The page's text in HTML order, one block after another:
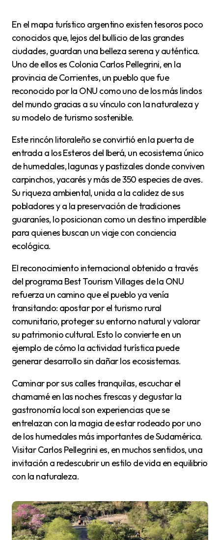
En el mapa turístico argentino existen tesoros poco
conocidos que, lejos del bullicio de las grandes
ciudades, guardan una belleza serena y auténtica.
Uno de ellos es Colonia Carlos Pellegrini, en la
provincia de Corrientes, un pueblo que fue
reconocido por la ONU como uno de los más lindos
del mundo gracias a su vínculo con la naturaleza y
su modelo de turismo sostenible.
Este rincón litoraleño se convirtió en la puerta de
entrada a los Esteros del Iberá, un ecosistema único
de humedales, lagunas y pastizales donde conviven
carpinchos, yacarés y más de 350 especies de aves.
Su riqueza ambiental, unida a la calidez de sus
pobladores y a la preservación de tradiciones
guaraníes, lo posicionan como un destino imperdible
para quienes buscan un viaje con conciencia
ecológica.
El reconocimiento internacional obtenido a través
del programa Best Tourism Villages de la ONU
refuerza un camino que el pueblo ya venía
transitando: apostar por el turismo rural
comunitario, proteger su entorno natural y valorar
su patrimonio cultural. Esto lo convierte en un
ejemplo de cómo la actividad turística puede
generar desarrollo sin dañar los ecosistemas.
Caminar por sus calles tranquilas, escuchar el
chamamé en las noches frescas y degustar la
gastronomía local son experiencias que se
entrelazan con la magia de estar rodeado por uno
de los humedales más importantes de Sudamérica.
Visitar Carlos Pellegrini es, en muchos sentidos, una
invitación a redescubrir un estilo de vida en equilibrio
con la naturaleza.